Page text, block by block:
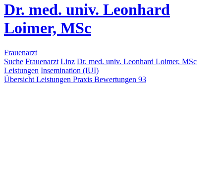
Dr. med. univ. Leonhard
Loimer, MSc
Frauenarzt
Suche Frauenarzt Linz Dr. med. univ. Leonhard Loimer, MSc
Leistungen Insemination (IUI)
Übersicht Leistungen Praxis Bewertungen 93